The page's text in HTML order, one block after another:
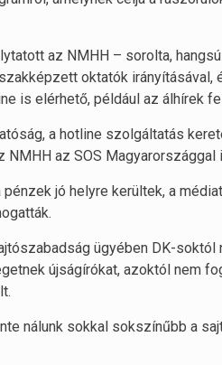
az NMHH – sorolta,
oktatók
is elérhető, például az álhírek
a hotline szolgáltatás
az SOS
jó helyre kerültek, a
ügyében DK-
újságírókat, azoktól nem
nálunk sokkal sokszínűbb a